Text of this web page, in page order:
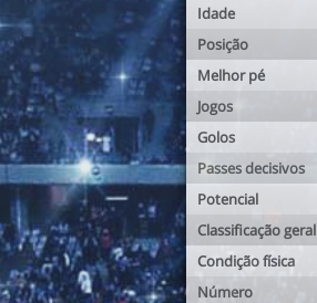
Idade
Posição
Melhor pé
Jogos
Golos
Passes decisivos
Potencial
Classificação geral
Condição física
Número